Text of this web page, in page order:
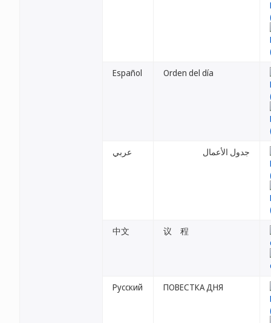
Español Orden del día
عربي جدول الأعمال
中文 议 程
Русский ПОВЕСТКА ДНЯ